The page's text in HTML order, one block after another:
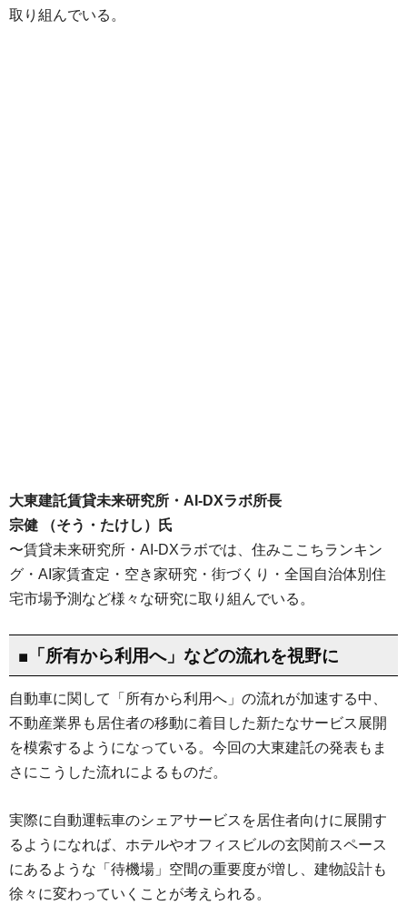
取り組んでいる。
大東建託賃貸未来研究所・AI-DXラボ所長
宗健 （そう・たけし）氏
〜賃貸未来研究所・AI-DXラボでは、住みここちランキン
グ・AI家賃査定・空き家研究・街づくり・全国自治体別住
宅市場予測など様々な研究に取り組んでいる。
■「所有から利用へ」などの流れを視野に
自動車に関して「所有から利用へ」の流れが加速する中、
不動産業界も居住者の移動に着目した新たなサービス展開
を模索するようになっている。今回の大東建託の発表もま
さにこうした流れによるものだ。
実際に自動運転車のシェアサービスを居住者向けに展開す
るようになれば、ホテルやオフィスビルの玄関前スペース
にあるような「待機場」空間の重要度が増し、建物設計も
徐々に変わっていくことが考えられる。